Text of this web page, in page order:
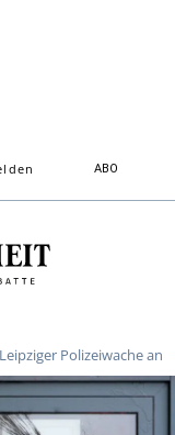
ABO
Polizeiwache an